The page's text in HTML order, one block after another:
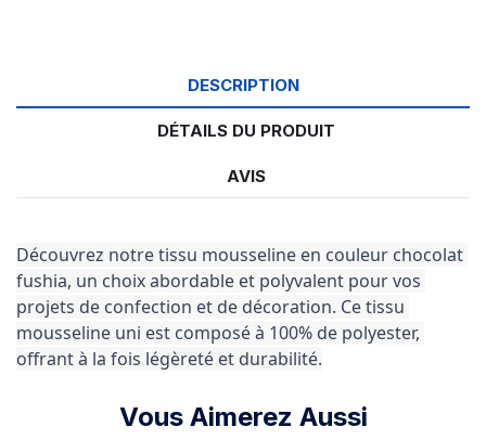
DESCRIPTION
DÉTAILS DU PRODUIT
AVIS
Découvrez notre tissu mousseline en couleur chocolat
fushia, un choix abordable et polyvalent pour vos
projets de confection et de décoration. Ce tissu
mousseline uni est composé à 100% de polyester,
offrant à la fois légèreté et durabilité.
Vous Aimerez Aussi